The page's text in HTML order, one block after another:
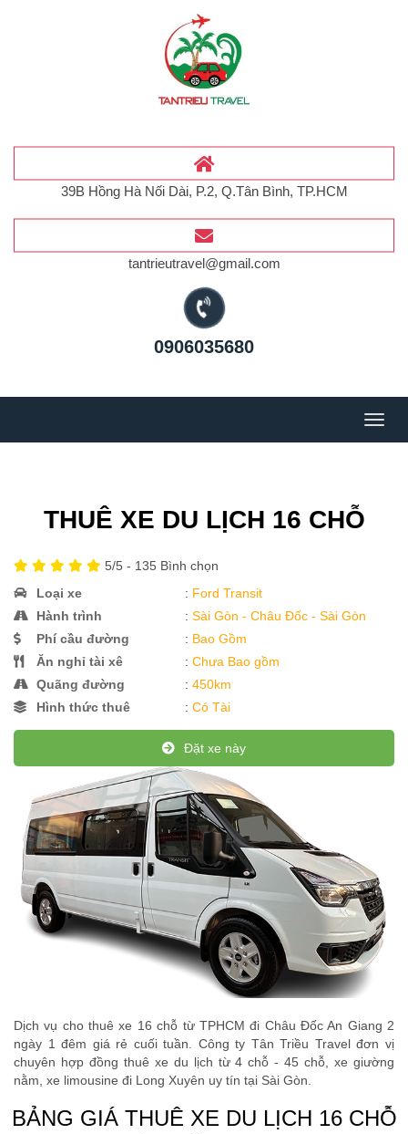
39B Hồng Hà Nối Dài, P.2, Q.Tân Bình, TP.HCM
tantrieutravel@gmail.com
0906035680
Menu
THUÊ XE DU LỊCH 16 CHỖ
5/5 - 135 Bình chọn
Loại xe
: Ford Transit
Hành trình
:Sài Gòn - Châu Đốc - Sài Gòn
Phí cầu đường
: Bao Gồm
Ăn nghỉ tài xê
:Chưa Bao gồm
Quãng đường
:450km
Hình thức thuê
:Có Tài
Đặt xe này
Dịch vụ cho thuê xe 16 chỗ từ TPHCM đi Châu Đốc An Giang 2
ngày 1 đêm giá rẻ cuối tuần. Công ty Tân Triều Travel đơn vị
chuyên hợp đồng thuê xe du lịch từ 4 chỗ - 45 chỗ, xe giường
nằm, xe limousine đi Long Xuyên uy tín tại Sài Gòn.
BẢNG GIÁ THUÊ XE DU LỊCH 16 CHỖ